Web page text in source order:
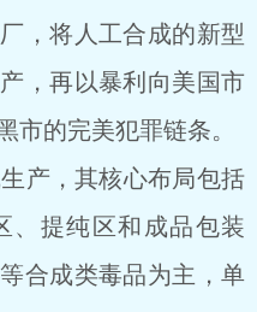
，将人工合成的新型
，再以暴利向美国市
市的完美犯罪链条。
，其核心布局包括
、提纯区和成品包装
合成类毒品为主，单